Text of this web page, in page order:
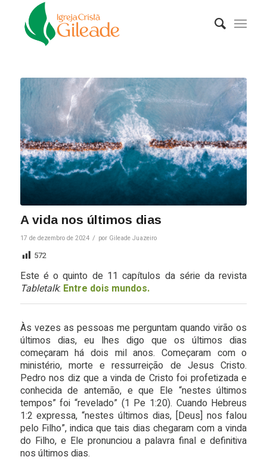
A vida nos últimos dias
17 de dezembro de 2024 / por Gileade Juazeiro
572
Este é o quinto de 11 capítulos da série da revista
Tabletalk: Entre dois mundos.
Às vezes as pessoas me perguntam quando virão os
últimos dias, eu lhes digo que os últimos dias
começaram há dois mil anos. Começaram com o
ministério, morte e ressurreição de Jesus Cristo.
Pedro nos diz que a vinda de Cristo foi profetizada e
conhecida de antemão, e que Ele “nestes últimos
tempos” foi “revelado” (1 Pe 1:20). Cuando Hebreus
1:2 expressa, “nestes últimos dias, [Deus] nos falou
pelo Filho”, indica que tais dias chegaram com a vinda
do Filho, e Ele pronunciou a palavra final e definitiva
nos últimos dias.